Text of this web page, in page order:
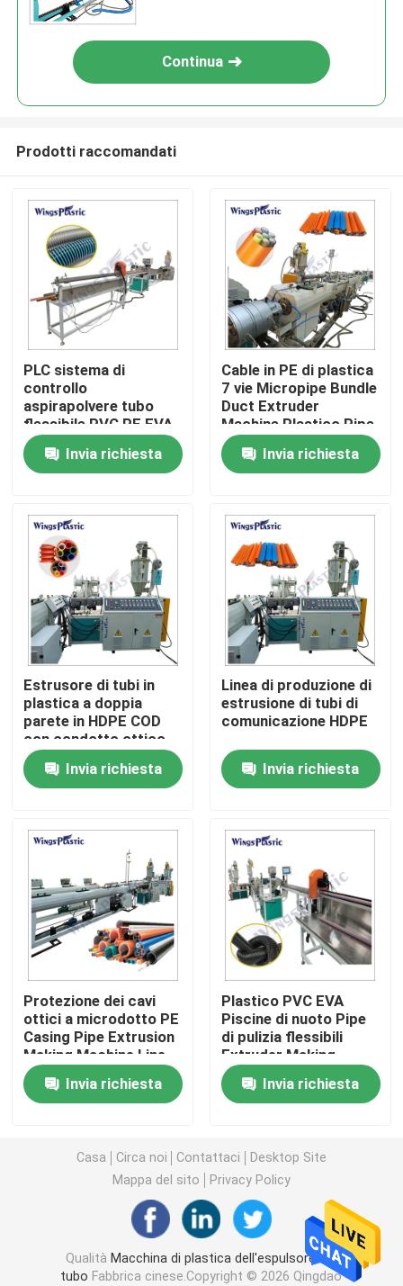
Casa
Prodotti
Circa noi
Giro della fabbrica
Controllo di qualità
Contattici
Macchina di plastica dell'espulsore del tubo
Linea di plastica dell'estrusione del tubo
Macchina dell'espulsore del tubo dell'HDPE
Macchina dell'espulsore del tubo del PVC
Linea di produzione del tubo di PPR
Macchina dell'espulsore del tubo del PE
Macchina ondulata dell'espulsore del tubo
Macchina dell'estrusione della banda dell'ANIMALE
I pp attaccano la linea di produzione
Macchina di plastica dell'espulsore di strato
Continua
Prodotti raccomandati
PLC sistema di
controllo
aspirapolvere tubo
flessibile PVC PE EVA
tubo di plastica
macchina di
estrusione
Invia richiesta
Cable in PE di plastica
7 vie Micropipe Bundle
Duct Extruder
Machine Plastico Pipe
Extrusion Machine
Invia richiesta
Estrusore di tubi in
plastica a doppia
parete in HDPE COD
con condotto ottico
ondulato
Invia richiesta
Linea di produzione di
estrusione di tubi di
comunicazione HDPE
Invia richiesta
Protezione dei cavi
ottici a microdotto PE
Casing Pipe Extrusion
Making Machine Line
Single Screw
Invia richiesta
Plastico PVC EVA
Piscine di nuoto Pipe
di pulizia flessibili
Extruder Making
Machine
Invia richiesta
Casa Circa noi Contattaci
Desktop Site
Mappa del sito
Privacy Policy
Qualità Macchina di plastica dell'espulsore del
tubo Fabbrica cinese.Copyright © 2026 Qingdao